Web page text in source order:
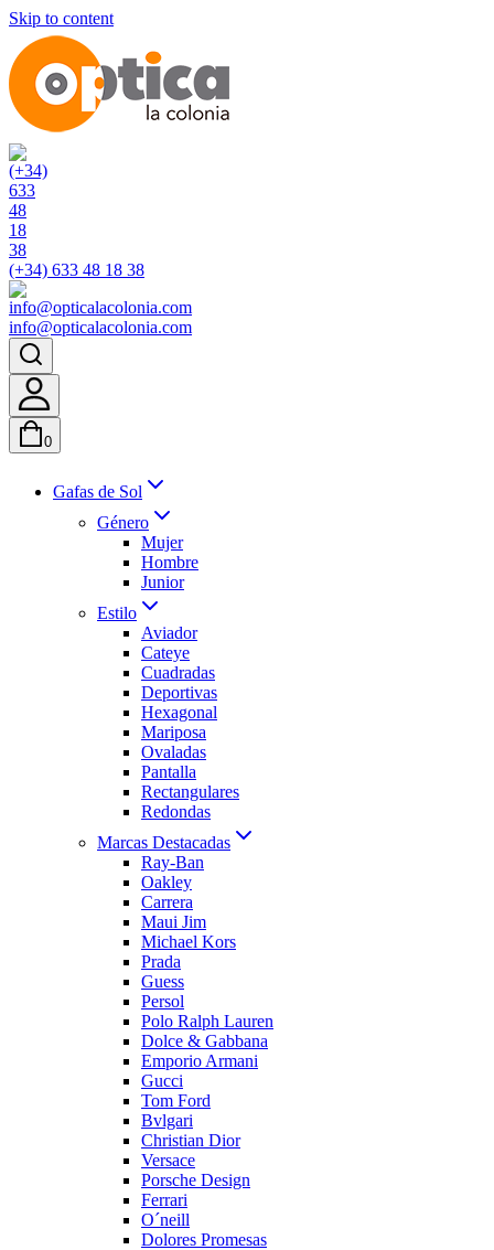
Skip to content
(+34) 633 48 18 38
info@opticalacolonia.com
0
Gafas de Sol
Género
Mujer
Hombre
Junior
Estilo
Aviador
Cateye
Cuadradas
Deportivas
Hexagonal
Mariposa
Ovaladas
Pantalla
Rectangulares
Redondas
Marcas Destacadas
Ray-Ban
Oakley
Carrera
Maui Jim
Michael Kors
Prada
Guess
Persol
Polo Ralph Lauren
Dolce & Gabbana
Emporio Armani
Gucci
Tom Ford
Bvlgari
Christian Dior
Versace
Porsche Design
Ferrari
O´neill
Dolores Promesas